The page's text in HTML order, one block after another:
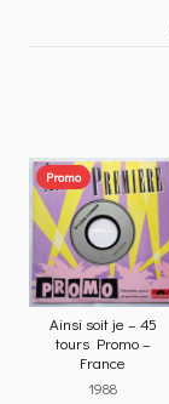
Promo
Ainsi soit je – 45
tours Promo –
France
1988